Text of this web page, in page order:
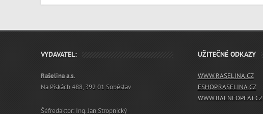
VYDAVATEL:
Rašelina a.s.
Na Pískách 488, 392 01 Soběslav
Šéfredaktor: Ing. Jan Stropnický
UŽITEČNÉ ODKAZY
WWW.RASELINA.CZ
ESHOP.RASELINA.CZ
WWW.BALNEOPEAT.CZ